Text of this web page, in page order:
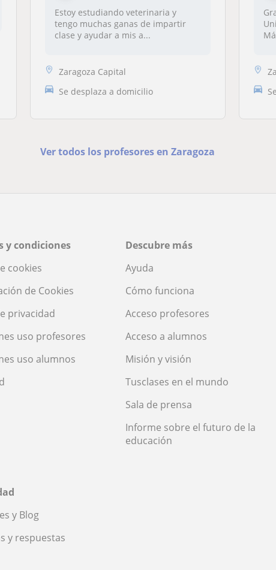
Estoy estudiando veterinaria y
tengo muchas ganas de impartir
clase y ayudar a mis a...
Zaragoza Capital
Se desplaza a domicilio
Ver todos los profesores en Zaragoza
y condiciones
cookies
de Cookies
privacidad
uso profesores
uso alumnos
Descubre más
Ayuda
Cómo funciona
Acceso profesores
Acceso a alumnos
Misión y visión
Tusclases en el mundo
Sala de prensa
Informe sobre el futuro de la
educación
y Blog
y respuestas